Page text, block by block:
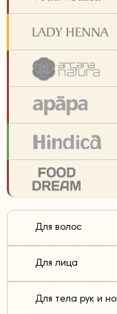
Для волос
Для лица
Для тела рук и